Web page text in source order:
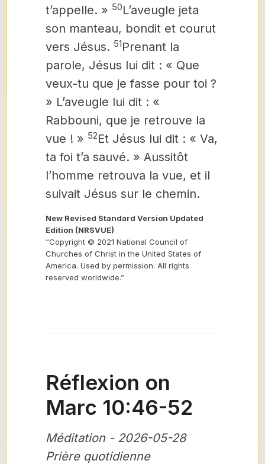
t’appelle. » 50L’aveugle jeta
son manteau, bondit et courut
vers Jésus. 51Prenant la
parole, Jésus lui dit : « Que
veux-tu que je fasse pour toi ?
» L’aveugle lui dit : «
Rabbouni, que je retrouve la
vue ! » 52Et Jésus lui dit : « Va,
ta foi t’a sauvé. » Aussitôt
l’homme retrouva la vue, et il
suivait Jésus sur le chemin.
New Revised Standard Version Updated
Edition (NRSVUE)
“Copyright © 2021 National Council of
Churches of Christ in the United States of
America. Used by permission. All rights
reserved worldwide.”
Réflexion on
Marc 10:46-52
Méditation - 2026-05-28
Prière quotidienne